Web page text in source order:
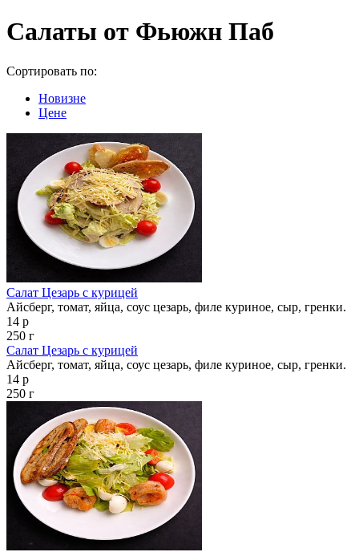
Салаты от Фьюжн Паб
Сортировать по:
Новизне
Цене
Салат Цезарь с курицей
Айсберг, томат, яйца, соус цезарь, филе куриное, сыр, гренки.
14 р
250 г
Салат Цезарь с курицей
Айсберг, томат, яйца, соус цезарь, филе куриное, сыр, гренки.
14 р
250 г